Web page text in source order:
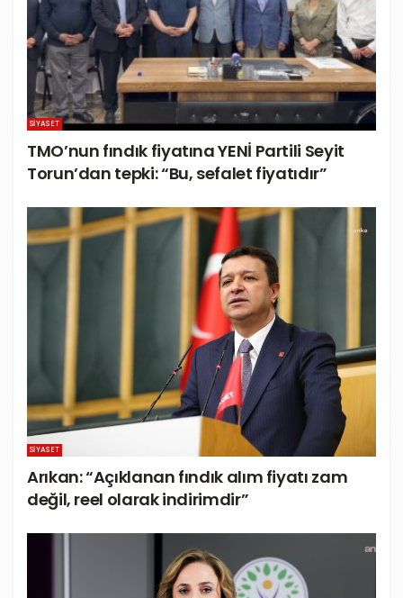
SIYASET
TMO’nun fındık fiyatına YENİ Partili Seyit
Torun’dan tepki: “Bu, sefalet fiyatıdır”
SIYASET
Arıkan: “Açıklanan fındık alım fiyatı zam
değil, reel olarak indirimdir”